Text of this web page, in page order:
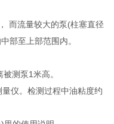
而流量较大的泵(柱塞直径
部至上部范围内。
测泵1米高。
仪。检测过程中油粘度约